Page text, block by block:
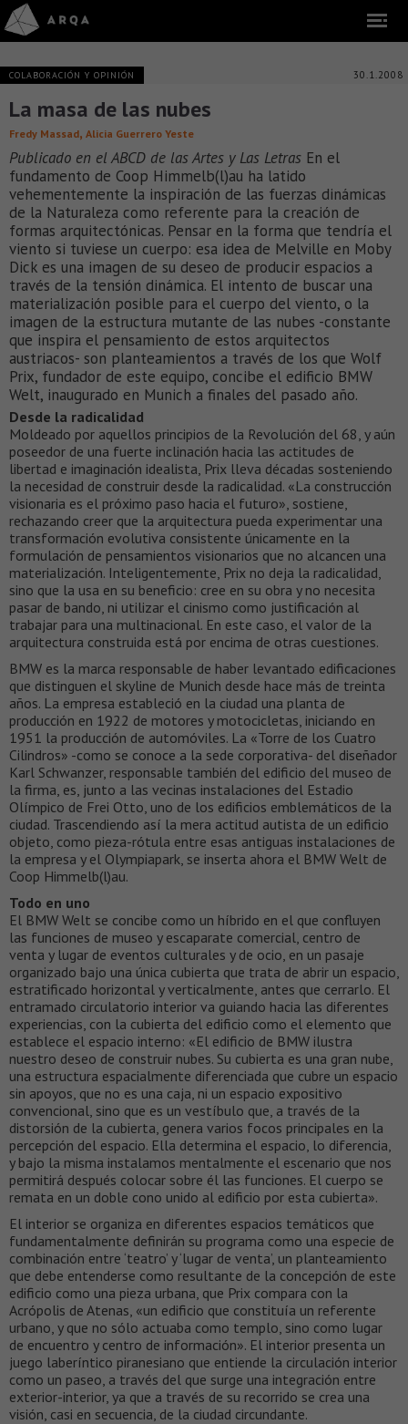
COLABORACIÓN Y OPINIÓN 30.1.2008
La masa de las nubes
Fredy Massad, Alicia Guerrero Yeste
Publicado en el ABCD de las Artes y Las Letras En el
fundamento de Coop Himmelb(l)au ha latido
vehementemente la inspiración de las fuerzas dinámicas
de la Naturaleza como referente para la creación de
formas arquitectónicas. Pensar en la forma que tendría el
viento si tuviese un cuerpo: esa idea de Melville en Moby
Dick es una imagen de su deseo de producir espacios a
través de la tensión dinámica. El intento de buscar una
materialización posible para el cuerpo del viento, o la
imagen de la estructura mutante de las nubes -constante
que inspira el pensamiento de estos arquitectos
austriacos- son planteamientos a través de los que Wolf
Prix, fundador de este equipo, concibe el edificio BMW
Welt, inaugurado en Munich a finales del pasado año.
Desde la radicalidad
Moldeado por aquellos principios de la Revolución del 68, y aún
poseedor de una fuerte inclinación hacia las actitudes de
libertad e imaginación idealista, Prix lleva décadas sosteniendo
la necesidad de construir desde la radicalidad. «La construcción
visionaria es el próximo paso hacia el futuro», sostiene,
rechazando creer que la arquitectura pueda experimentar una
transformación evolutiva consistente únicamente en la
formulación de pensamientos visionarios que no alcancen una
materialización. Inteligentemente, Prix no deja la radicalidad,
sino que la usa en su beneficio: cree en su obra y no necesita
pasar de bando, ni utilizar el cinismo como justificación al
trabajar para una multinacional. En este caso, el valor de la
arquitectura construida está por encima de otras cuestiones.
BMW es la marca responsable de haber levantado edificaciones
que distinguen el skyline de Munich desde hace más de treinta
años. La empresa estableció en la ciudad una planta de
producción en 1922 de motores y motocicletas, iniciando en
1951 la producción de automóviles. La «Torre de los Cuatro
Cilindros» -como se conoce a la sede corporativa- del diseñador
Karl Schwanzer, responsable también del edificio del museo de
la firma, es, junto a las vecinas instalaciones del Estadio
Olímpico de Frei Otto, uno de los edificios emblemáticos de la
ciudad. Trascendiendo así la mera actitud autista de un edificio
objeto, como pieza-rótula entre esas antiguas instalaciones de
la empresa y el Olympiapark, se inserta ahora el BMW Welt de
Coop Himmelb(l)au.
Todo en uno
El BMW Welt se concibe como un híbrido en el que confluyen
las funciones de museo y escaparate comercial, centro de
venta y lugar de eventos culturales y de ocio, en un pasaje
organizado bajo una única cubierta que trata de abrir un espacio,
estratificado horizontal y verticalmente, antes que cerrarlo. El
entramado circulatorio interior va guiando hacia las diferentes
experiencias, con la cubierta del edificio como el elemento que
establece el espacio interno: «El edificio de BMW ilustra
nuestro deseo de construir nubes. Su cubierta es una gran nube,
una estructura espacialmente diferenciada que cubre un espacio
sin apoyos, que no es una caja, ni un espacio expositivo
convencional, sino que es un vestíbulo que, a través de la
distorsión de la cubierta, genera varios focos principales en la
percepción del espacio. Ella determina el espacio, lo diferencia,
y bajo la misma instalamos mentalmente el escenario que nos
permitirá después colocar sobre él las funciones. El cuerpo se
remata en un doble cono unido al edificio por esta cubierta».
El interior se organiza en diferentes espacios temáticos que
fundamentalmente definirán su programa como una especie de
combinación entre ‘teatro’ y ‘lugar de venta’, un planteamiento
que debe entenderse como resultante de la concepción de este
edificio como una pieza urbana, que Prix compara con la
Acrópolis de Atenas, «un edificio que constituía un referente
urbano, y que no sólo actuaba como templo, sino como lugar
de encuentro y centro de información». El interior presenta un
juego laberíntico piranesiano que entiende la circulación interior
como un paseo, a través del que surge una integración entre
exterior-interior, ya que a través de su recorrido se crea una
visión, casi en secuencia, de la ciudad circundante.